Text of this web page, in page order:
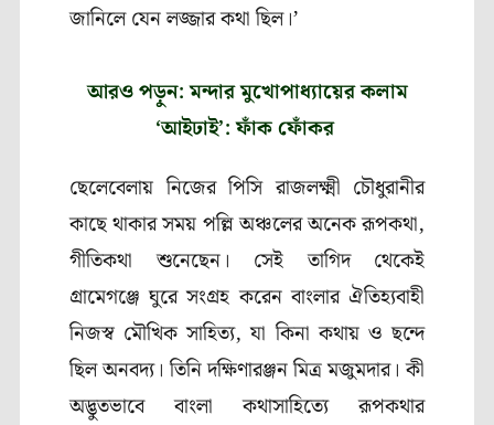
জানিলে যেন লজ্জার কথা ছিল।’
আরও পড়ুন: মন্দার মুখোপাধ্যায়ের কলাম
‘আইঢাই’: ফাঁক ফোঁকর
ছেলেবেলায় নিজের পিসি রাজলক্ষ্মী চৌধুরানীর
কাছে থাকার সময় পল্লি অঞ্চলের অনেক রূপকথা,
গীতিকথা শুনেছেন। সেই তাগিদ থেকেই
গ্রামেগঞ্জে ঘুরে সংগ্রহ করেন বাংলার ঐতিহ্যবাহী
নিজস্ব মৌখিক সাহিত্য, যা কিনা কথায় ও ছন্দে
ছিল অনবদ্য। তিনি দক্ষিণারঞ্জন মিত্র মজুমদার।কী
অদ্ভুতভাবে বাংলা কথাসাহিত্যে রূপকথার